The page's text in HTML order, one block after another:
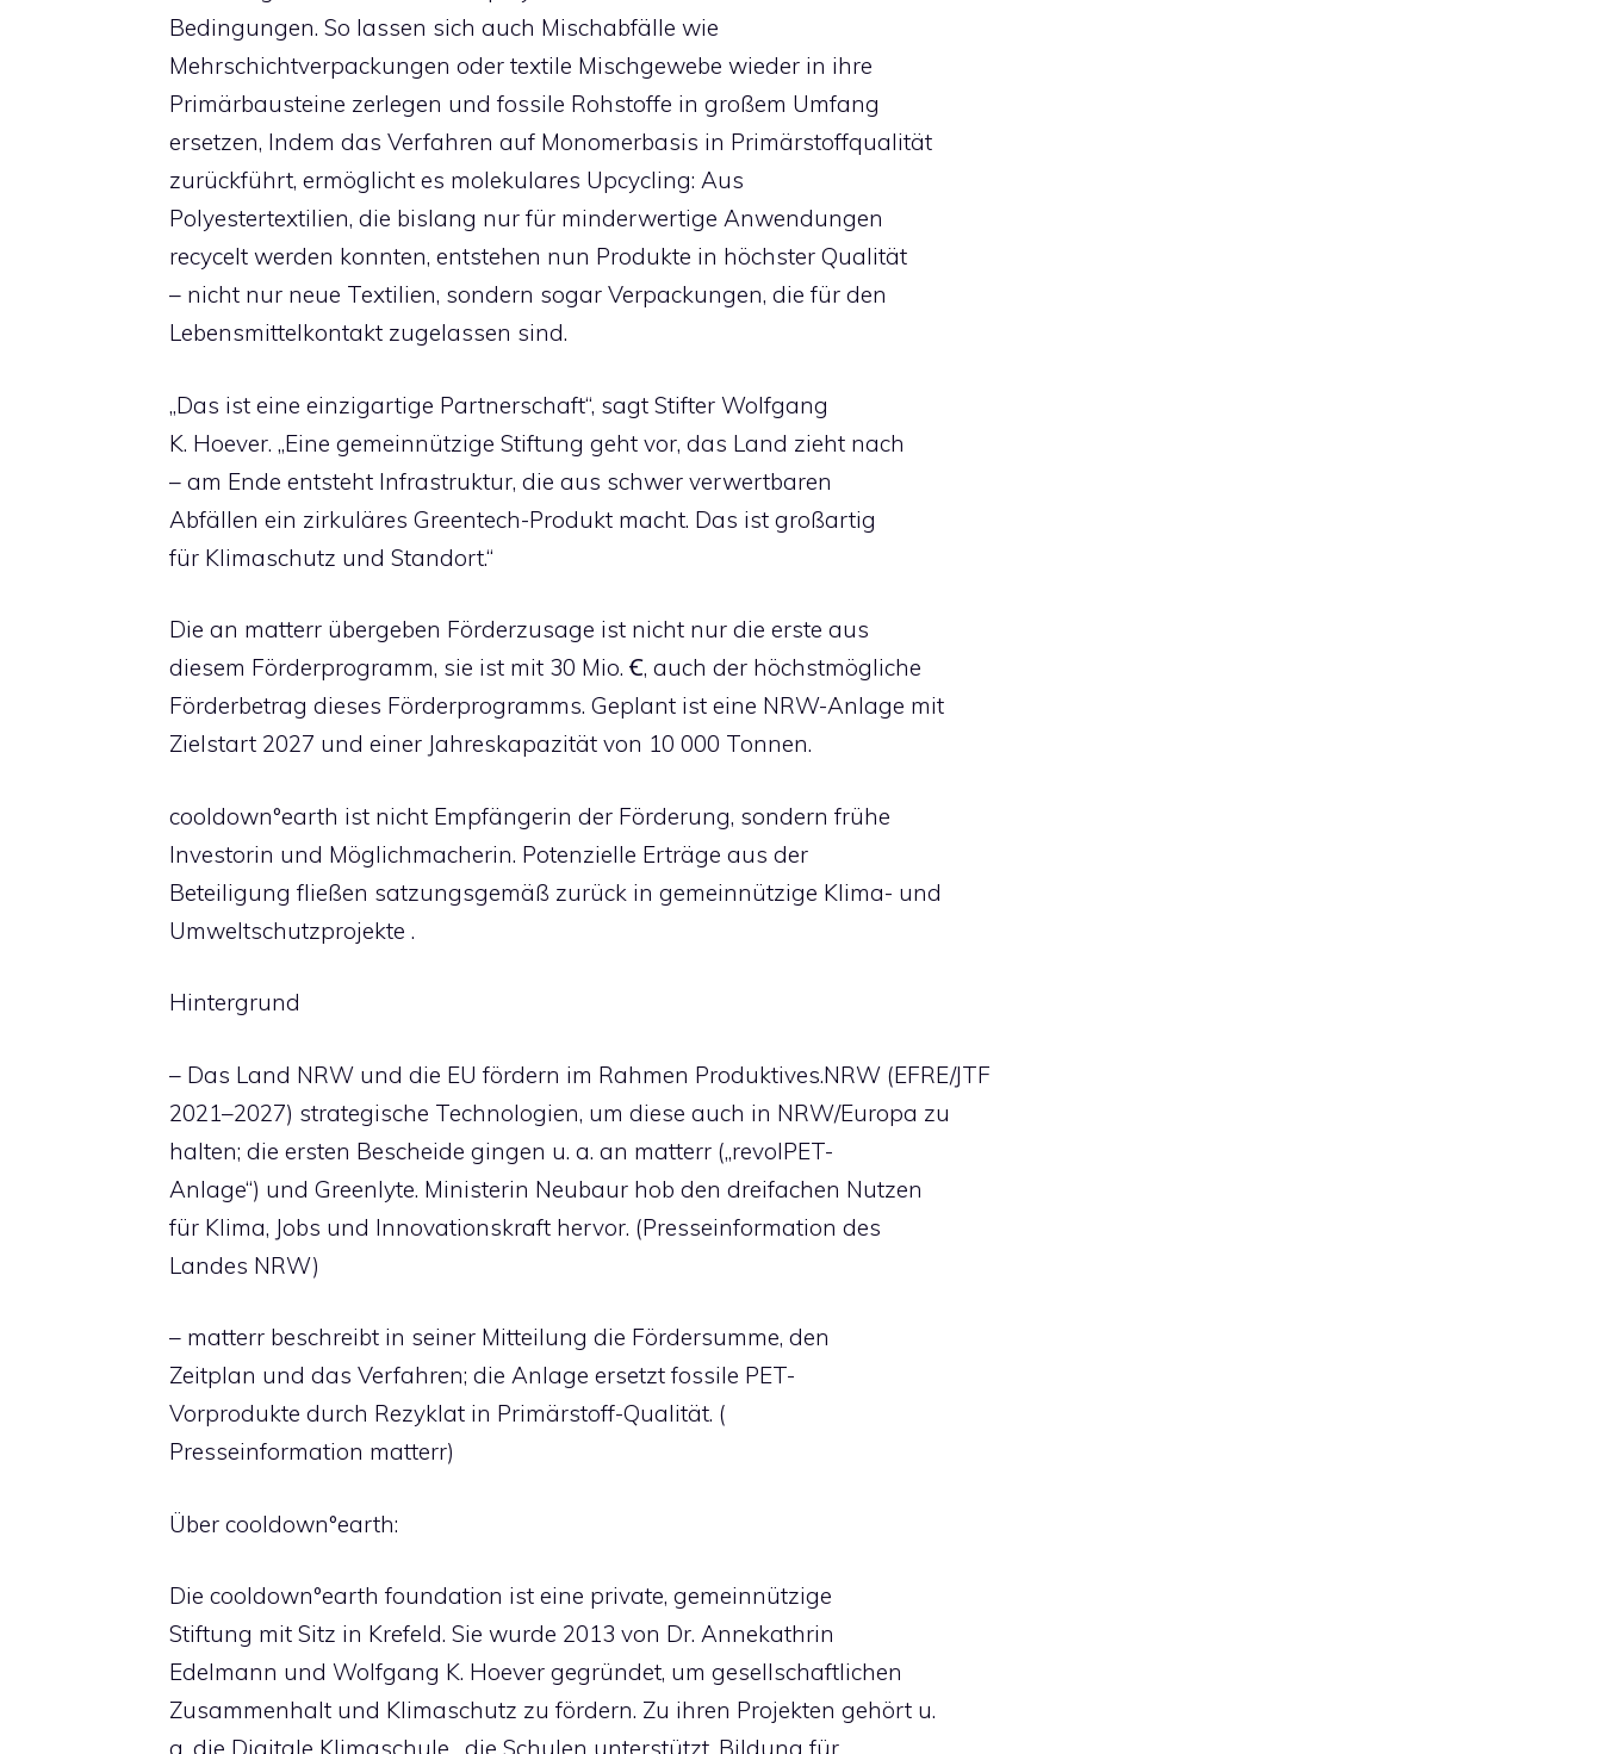
Bedingungen. So lassen sich auch Mischabfälle wie
Mehrschichtverpackungen oder textile Mischgewebe wieder in ihre
Primärbausteine zerlegen und fossile Rohstoffe in großem Umfang
ersetzen, Indem das Verfahren auf Monomerbasis in Primärstoffqualität
zurückführt, ermöglicht es molekulares Upcycling: Aus
Polyestertextilien, die bislang nur für minderwertige Anwendungen
recycelt werden konnten, entstehen nun Produkte in höchster Qualität
– nicht nur neue Textilien, sondern sogar Verpackungen, die für den
Lebensmittelkontakt zugelassen sind.
„Das ist eine einzigartige Partnerschaft“, sagt Stifter Wolfgang
K. Hoever. „Eine gemeinnützige Stiftung geht vor, das Land zieht nach
– am Ende entsteht Infrastruktur, die aus schwer verwertbaren
Abfällen ein zirkuläres Greentech-Produkt macht. Das ist großartig
für Klimaschutz und Standort.“
Die an matterr übergeben Förderzusage ist nicht nur die erste aus
diesem Förderprogramm, sie ist mit 30 Mio. Ꞓ, auch der höchstmögliche
Förderbetrag dieses Förderprogramms. Geplant ist eine NRW-Anlage mit
Zielstart 2027 und einer Jahreskapazität von 10 000 Tonnen.
cooldown°earth ist nicht Empfängerin der Förderung, sondern frühe
Investorin und Möglichmacherin. Potenzielle Erträge aus der
Beteiligung fließen satzungsgemäß zurück in gemeinnützige Klima- und
Umweltschutzprojekte .
Hintergrund
– Das Land NRW und die EU fördern im Rahmen Produktives.NRW (EFRE/JTF
2021–2027) strategische Technologien, um diese auch in NRW/Europa zu
halten; die ersten Bescheide gingen u. a. an matterr („revolPET-
Anlage“) und Greenlyte. Ministerin Neubaur hob den dreifachen Nutzen
für Klima, Jobs und Innovationskraft hervor. (Presseinformation des
Landes NRW)
– matterr beschreibt in seiner Mitteilung die Fördersumme, den
Zeitplan und das Verfahren; die Anlage ersetzt fossile PET-
Vorprodukte durch Rezyklat in Primärstoff-Qualität. (
Presseinformation matterr)
Über cooldown°earth:
Die cooldown°earth foundation ist eine private, gemeinnützige
Stiftung mit Sitz in Krefeld. Sie wurde 2013 von Dr. Annekathrin
Edelmann und Wolfgang K. Hoever gegründet, um gesellschaftlichen
Zusammenhalt und Klimaschutz zu fördern. Zu ihren Projekten gehört u.
a. die Digitale Klimaschule , die Schulen unterstützt, Bildung für